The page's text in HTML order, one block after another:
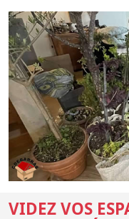
VIDEZ VOS